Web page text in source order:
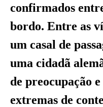
confirmados
bordo. Entre as
um casal de
uma cidadã
de preocupação
extremas de